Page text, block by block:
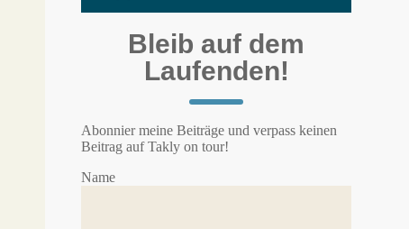
Bleib auf dem
Laufenden!
Abonnier meine Beiträge und verpass keinen
Beitrag auf Takly on tour!
Name